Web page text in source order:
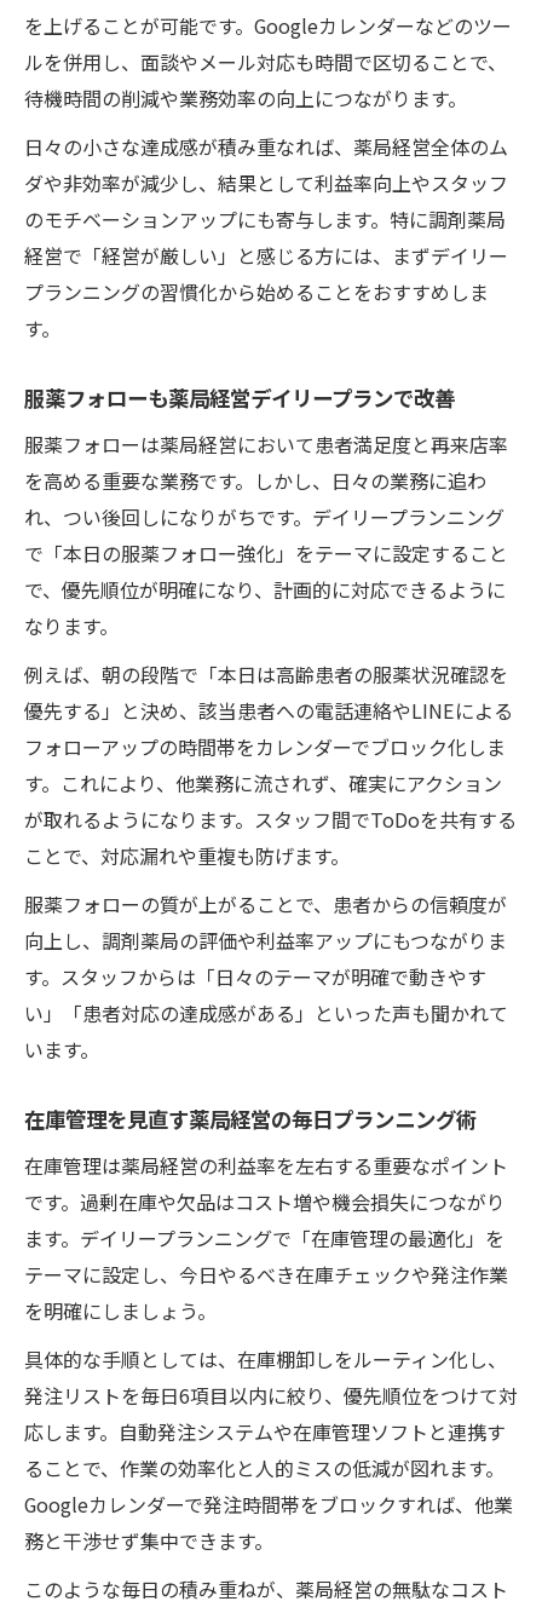
を上げることが可能です。Googleカレンダーなどのツー
ルを併用し、面談やメール対応も時間で区切ることで、
待機時間の削減や業務効率の向上につながります。
日々の小さな達成感が積み重なれば、薬局経営全体のム
ダや非効率が減少し、結果として利益率向上やスタッフ
のモチベーションアップにも寄与します。特に調剤薬局
経営で「経営が厳しい」と感じる方には、まずデイリー
プランニングの習慣化から始めることをおすすめしま
す。
服薬フォローも薬局経営デイリープランで改善
服薬フォローは薬局経営において患者満足度と再来店率
を高める重要な業務です。しかし、日々の業務に追わ
れ、つい後回しになりがちです。デイリープランニング
で「本日の服薬フォロー強化」をテーマに設定すること
で、優先順位が明確になり、計画的に対応できるように
なります。
例えば、朝の段階で「本日は高齢患者の服薬状況確認を
優先する」と決め、該当患者への電話連絡やLINEによる
フォローアップの時間帯をカレンダーでブロック化しま
す。これにより、他業務に流されず、確実にアクション
が取れるようになります。スタッフ間でToDoを共有する
ことで、対応漏れや重複も防げます。
服薬フォローの質が上がることで、患者からの信頼度が
向上し、調剤薬局の評価や利益率アップにもつながりま
す。スタッフからは「日々のテーマが明確で動きやす
い」「患者対応の達成感がある」といった声も聞かれて
います。
在庫管理を見直す薬局経営の毎日プランニング術
在庫管理は薬局経営の利益率を左右する重要なポイント
です。過剰在庫や欠品はコスト増や機会損失につながり
ます。デイリープランニングで「在庫管理の最適化」を
テーマに設定し、今日やるべき在庫チェックや発注作業
を明確にしましょう。
具体的な手順としては、在庫棚卸しをルーティン化し、
発注リストを毎日6項目以内に絞り、優先順位をつけて対
応します。自動発注システムや在庫管理ソフトと連携す
ることで、作業の効率化と人的ミスの低減が図れます。
Googleカレンダーで発注時間帯をブロックすれば、他業
務と干渉せず集中できます。
このような毎日の積み重ねが、薬局経営の無駄なコスト